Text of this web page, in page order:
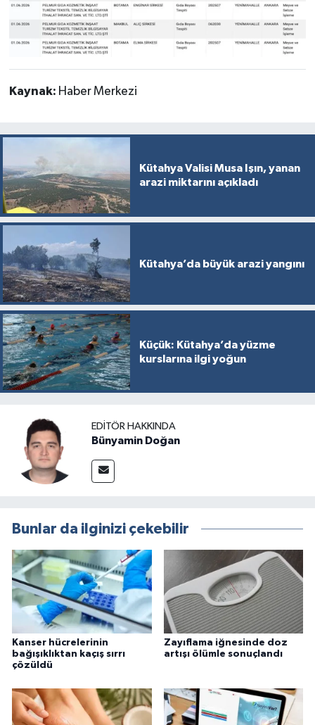
Kaynak: Haber Merkezi
Kütahya Valisi Musa Işın, yanan
arazi miktarını açıkladı
Kütahya’da büyük arazi yangını
Küçük: Kütahya’da yüzme
kurslarına ilgi yoğun
EDITÖR HAKKINDA
Bünyamin Doğan
Bunlar da ilginizi çekebilir
Kanser hücrelerinin
bağışıklıktan kaçış sırrı
çözüldü
Zayıflama iğnesinde doz
artışı ölümle sonuçlandı